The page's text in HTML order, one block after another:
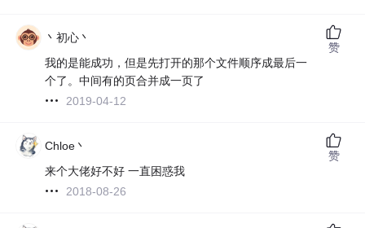
丶初心丶
我的是能成功，但是先打开的那个文件顺序成最后一
个了。中间有的页合并成一页了
2019-04-12
赞
Chloe丶
来个大佬好不好 一直困惑我
2018-08-26
赞